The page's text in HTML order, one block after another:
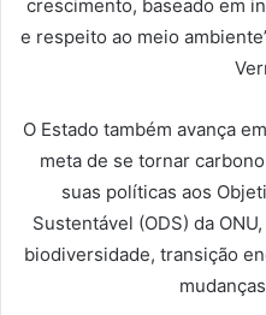
crescimento, baseado em
e respeito ao meio
O Estado também avança
meta de se tornar
suas políticas aos
Sustentável (ODS) da
biodiversidade, transição